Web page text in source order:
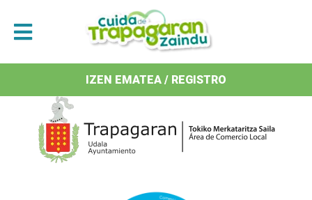
Antolatzaileak / Organizan
IZEN EMATEA / REGISTRO